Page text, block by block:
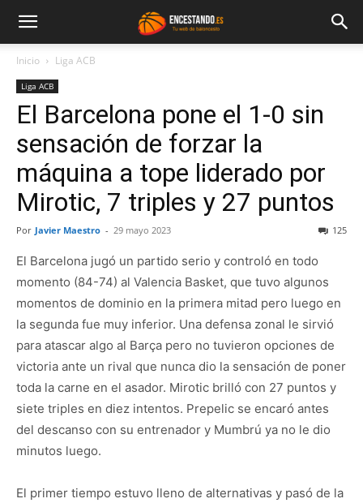
Inicio Liga ACB
Liga ACB
El Barcelona pone el 1-0 sin
sensación de forzar la
máquina a tope liderado por
Mirotic, 7 triples y 27 puntos
Por Javier Maestro - 29 mayo 2023 125
El Barcelona jugó un partido serio y controló en todo
momento (84-74) al Valencia Basket, que tuvo algunos
momentos de dominio en la primera mitad pero luego en
la segunda fue muy inferior. Una defensa zonal le sirvió
para atascar algo al Barça pero no tuvieron opciones de
victoria ante un rival que nunca dio la sensación de poner
toda la carne en el asador. Mirotic brilló con 27 puntos y
siete triples en diez intentos. Prepelic se encaró antes
del descanso con su entrenador y Mumbrú ya no le dio
minutos luego.
El primer tiempo estuvo lleno de alternativas y pasó de la